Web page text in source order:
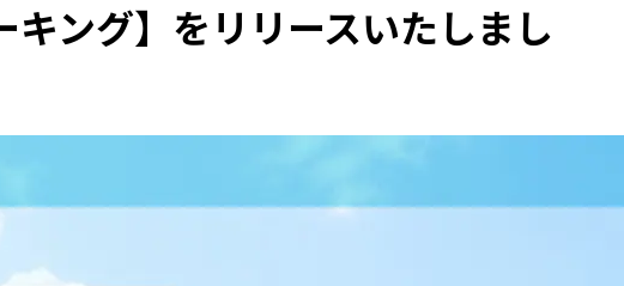
ング】をリリースいたしまし